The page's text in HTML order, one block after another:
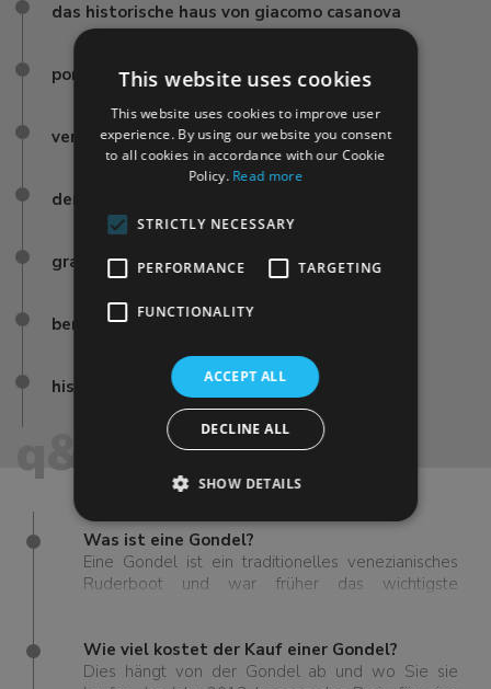
das historische haus von giacomo casanova
ponte di rialto
venezianischen ufer
der stadtteil san marco
gran teatro la fenice
berühmte wahrzeichen von venedig
historisches venedig
q&a
Was ist eine Gondel?
Eine Gondel ist ein traditionelles venezianisches
Ruderboot und war früher das wichtigste
und ein Symbol, das fast gleichbedeutend mit der
Stadt Venedig ist.
Wie viel kostet der Kauf einer Gondel?
Dies hängt von der Gondel ab und wo Sie sie
This website uses cookies
This website uses cookies to improve user
experience. By using our website you consent
to all cookies in accordance with our Cookie
Policy. Read more
STRICTLY NECESSARY
PERFORMANCE TARGETING
FUNCTIONALITY
ACCEPT ALL
DECLINE ALL
SHOW DETAILS